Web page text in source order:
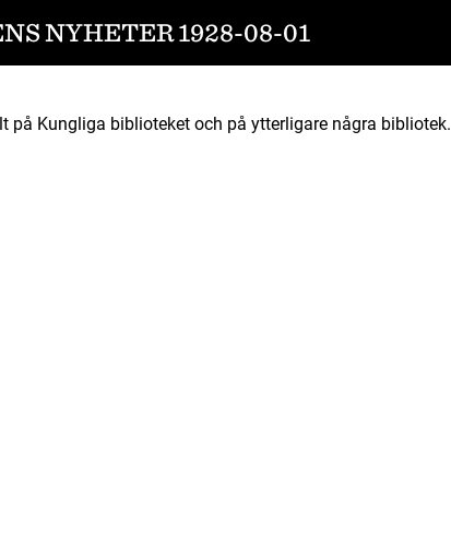
NYHETER 1928-08-01
Kungliga biblioteket och på ytterligare några bibliotek.